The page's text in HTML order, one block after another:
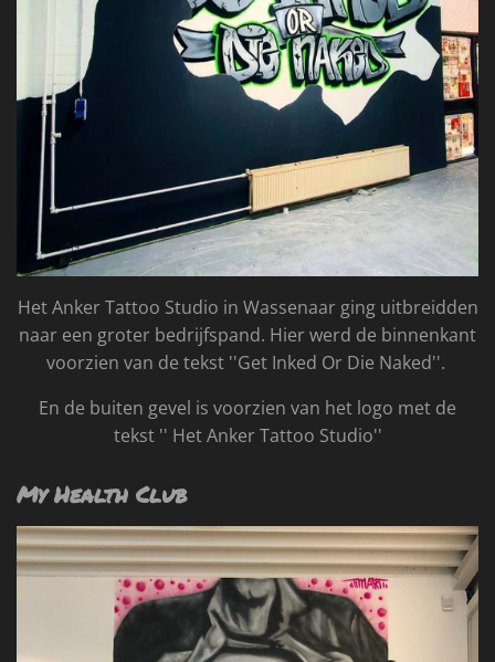
Het Anker Tattoo Studio in Wassenaar ging uitbreidden
naar een groter bedrijfspand. Hier werd de binnenkant
voorzien van de tekst ''Get Inked Or Die Naked''.
En de buiten gevel is voorzien van het logo met de
tekst '' Het Anker Tattoo Studio''
My Health Club